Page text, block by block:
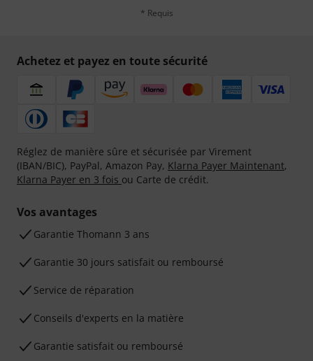
* Requis
Achetez et payez en toute sécurité
Réglez de manière sûre et sécurisée par Virement
(IBAN/BIC), PayPal, Amazon Pay, Klarna Payer Maintenant,
Klarna Payer en 3 fois ou Carte de crédit.
Vos avantages
Ga­ran­tie Thomann 3 ans
Garantie 30 jours satisfait ou remboursé
Service de réparation
Conseils d'experts en la matière
Garantie satisfait ou remboursé